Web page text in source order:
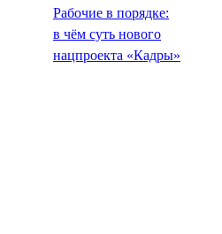
Рабочие в порядке:
в чём суть нового
нацпроекта «Кадры»